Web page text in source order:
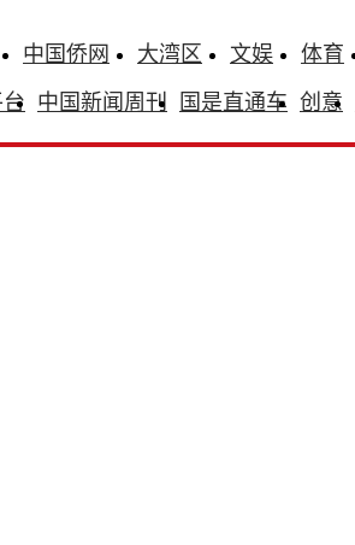
中国侨网 大湾区 文娱 体育
中国新闻周刊 国是直通车 创意